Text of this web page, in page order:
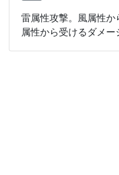
雷属性攻撃。風属性か
属性から受けるダメー